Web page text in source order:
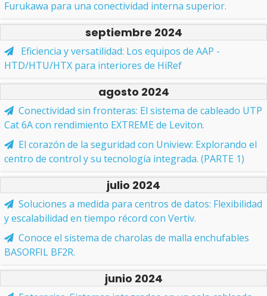
Furukawa para una conectividad interna superior.
septiembre 2024
Eficiencia y versatilidad: Los equipos de AAP -
HTD/HTU/HTX para interiores de HiRef
agosto 2024
Conectividad sin fronteras: El sistema de cableado UTP
Cat 6A con rendimiento EXTREME de Leviton.
El corazón de la seguridad con Uniview: Explorando el
centro de control y su tecnología integrada. (PARTE 1)
julio 2024
Soluciones a medida para centros de datos: Flexibilidad
y escalabilidad en tiempo récord con Vertiv.
Conoce el sistema de charolas de malla enchufables
BASORFIL BF2R.
junio 2024